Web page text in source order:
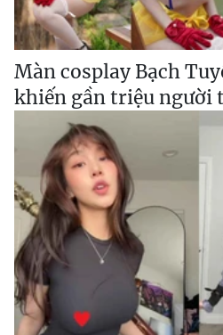
Màn cosplay Bạch
khiến gần triệu người